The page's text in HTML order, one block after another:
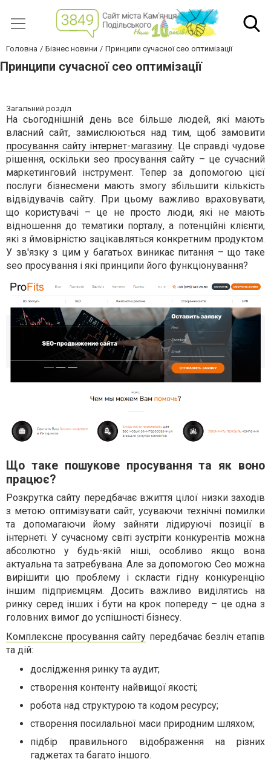
Головна Бізнес новини Принципи сучасної сео оптимізації
Принципи сучасної сео оптимізації
Загальний розділ
На сьогоднішній день все більше людей, які мають
власний сайт, замислюються над тим, щоб замовити
просування сайту інтернет-магазину. Це справді чудове
рішення, оскільки seo просування сайту – це сучасний
маркетинговий інструмент. Тепер за допомогою цієї
послуги бізнесмени мають змогу збільшити кількість
відвідувачів сайту. При цьому важливо враховувати,
що користувачі – це не просто люди, які не мають
відношення до тематики порталу, а потенційні клієнти,
які з ймовірністю зацікавляться конкретним продуктом.
У зв'язку з цим у багатьох виникає питання – що таке
seo просування і які принципи його функціонування?
Що таке пошукове просування та як воно
працює?
Розкрутка сайту передбачає вжиття цілої низки заходів
з метою оптимізувати сайт, усуваючи технічні помилки
та допомагаючи йому зайняти лідируючі позиції в
інтернеті. У сучасному світі зустріти конкурентів можна
абсолютно у будь-якій ніші, особливо якщо вона
актуальна та затребувана. Але за допомогою Сео можна
вирішити цю проблему і скласти гідну конкуренцію
іншим підприємцям. Досить важливо виділятись на
ринку серед інших і бути на крок попереду – це одна з
головних вимог до успішності бізнесу.
Комплексне просування сайту передбачає безліч етапів
та дій:
дослідження ринку та аудит;
створення контенту найвищої якості;
робота над структурою та кодом ресурсу;
створення посилальної маси природним шляхом;
підбір правильного відображення на різних
гаджетах та багато іншого.